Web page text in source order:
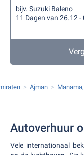
bijv. Suzuki Baleno
11 Dagen van 26.12
Ajman
Autoverhuur
Vele internationaal